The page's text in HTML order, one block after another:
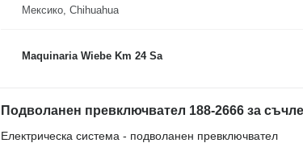
Мексико, Chihuahua
Maquinaria Wiebe Km 24 Sa
Електрическа система - подволанен превключвател